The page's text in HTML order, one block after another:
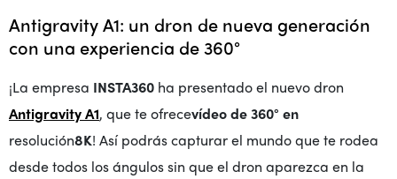
Antigravity A1: un dron de nueva generación
con una experiencia de 360°
¡La empresa INSTA360 ha presentado el nuevo dron
Antigravity A1, que te ofrecevídeo de 360° en
resolución8K! Así podrás capturar el mundo que te rodea
desde todos los ángulos sin que el dron aparezca en la